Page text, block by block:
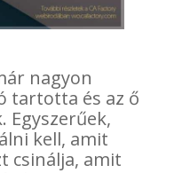
nagyon
tartotta és az ő
Egyszerűek,
kell, amit
csinálja, amit